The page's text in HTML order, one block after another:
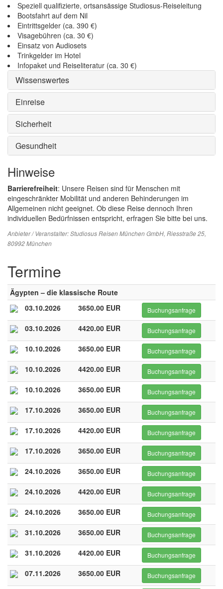
Speziell qualifizierte, ortsansässige Studiosus-Reiseleitung
Bootsfahrt auf dem Nil
Eintrittsgelder (ca. 390 €)
Visagebühren (ca. 30 €)
Einsatz von Audiosets
Trinkgelder im Hotel
Infopaket und Reiseliteratur (ca. 30 €)
Wissenswertes
Einreise
Sicherheit
Gesundheit
Hinweise
Barrierefreiheit: Unsere Reisen sind für Menschen mit
eingeschränkter Mobilität und anderen Behinderungen im
Allgemeinen nicht geeignet. Ob diese Reise dennoch Ihren
individuellen Bedürfnissen entspricht, erfragen Sie bitte bei uns.
Anbieter / Veranstalter:Studiosus Reisen München GmbH, Riesstraße 25,
80992 München
Termine
Ägypten – die klassische Route
03.10.2026
3650.00 EUR Buchungsanfrage
03.10.2026 4420.00 EUR Buchungsanfrage
10.10.2026 3650.00 EUR Buchungsanfrage
10.10.2026 4420.00 EUR Buchungsanfrage
10.10.2026 3650.00 EUR Buchungsanfrage
17.10.2026 3650.00 EUR Buchungsanfrage
17.10.2026 4420.00 EUR Buchungsanfrage
17.10.2026 3650.00 EUR Buchungsanfrage
24.10.2026 3650.00 EUR Buchungsanfrage
24.10.2026 4420.00 EUR Buchungsanfrage
24.10.2026 3650.00 EUR Buchungsanfrage
31.10.2026 3650.00 EUR Buchungsanfrage
31.10.2026 4420.00 EUR Buchungsanfrage
07.11.2026 3650.00 EUR Buchungsanfrage